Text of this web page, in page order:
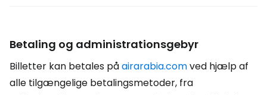
Betaling og administrationsgebyr
Billetter kan betales påairarabia.comved hjælp af
alle tilgængelige betalingsmetoder, fra